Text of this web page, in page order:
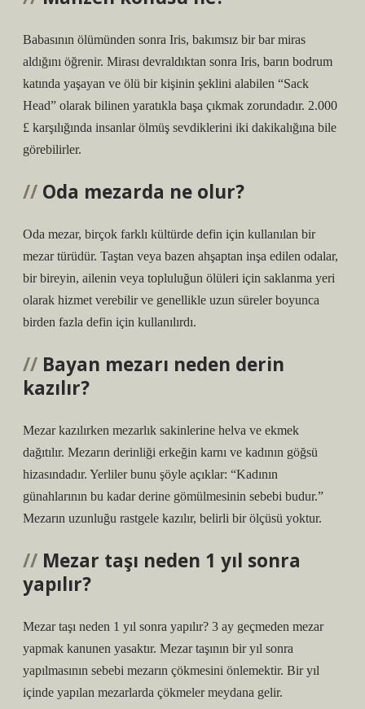
Babasının ölümünden sonra Iris, bakımsız bir bar miras
aldığını öğrenir. Mirası devraldıktan sonra Iris, barın bodrum
katında yaşayan ve ölü bir kişinin şeklini alabilen “Sack
Head” olarak bilinen yaratıkla başa çıkmak zorundadır. 2.000
£ karşılığında insanlar ölmüş sevdiklerini iki dakikalığına bile
görebilirler.
Oda mezarda ne olur?
Oda mezar, birçok farklı kültürde defin için kullanılan bir
mezar türüdür. Taştan veya bazen ahşaptan inşa edilen odalar,
bir bireyin, ailenin veya topluluğun ölüleri için saklanma yeri
olarak hizmet verebilir ve genellikle uzun süreler boyunca
birden fazla defin için kullanılırdı.
Bayan mezarı neden derin
kazılır?
Mezar kazılırken mezarlık sakinlerine helva ve ekmek
dağıtılır. Mezarın derinliği erkeğin karnı ve kadının göğsü
hizasındadır. Yerliler bunu şöyle açıklar: “Kadının
günahlarının bu kadar derine gömülmesinin sebebi budur.”
Mezarın uzunluğu rastgele kazılır, belirli bir ölçüsü yoktur.
Mezar taşı neden 1 yıl sonra
yapılır?
Mezar taşı neden 1 yıl sonra yapılır? 3 ay geçmeden mezar
yapmak kanunen yasaktır. Mezar taşının bir yıl sonra
yapılmasının sebebi mezarın çökmesini önlemektir. Bir yıl
içinde yapılan mezarlarda çökmeler meydana gelir.